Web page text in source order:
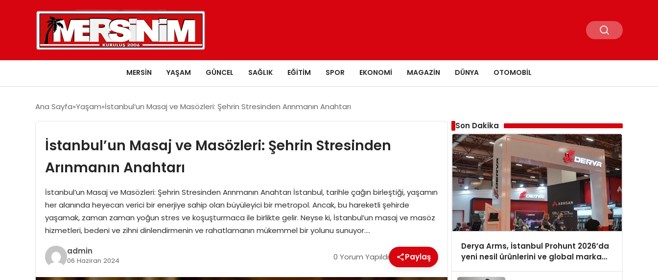
MERSIN YAŞAM GÜNCEL SAĞLIK EĞITIM SPOR EKONOMI MAGAZIN DÜNYA OTOMOBIL
Ana Sayfa Yaşam İstanbul’un Masaj ve Masözleri: Şehrin Stresinden Arınmanın Anahtarı
İstanbul’un Masaj ve Masözleri: Şehrin Stresinden
Arınmanın Anahtarı
İstanbul’un Masaj ve Masözleri: Şehrin Stresinden Arınmanın Anahtarı İstanbul, tarihle çağın birleştiği, yaşamın
her alanında heyecan verici bir enerjiye sahip olan büyüleyici bir metropol. Ancak, bu hareketli şehirde
yaşamak, zaman zaman yoğun stres ve koşuşturmaca ile birlikte gelir. Neyse ki, İstanbul’un masaj ve masöz
hizmetleri, bedeni ve zihni dinlendirmenin ve rahatlamanın mükemmel bir yolunu sunuyor….
admin
06 Haziran 2024 0 Yorum Yapıldı Paylaş
Son Dakika
Derya Arms, İstanbul Prohunt 2026’da
yeni nesil ürünlerini ve global marka